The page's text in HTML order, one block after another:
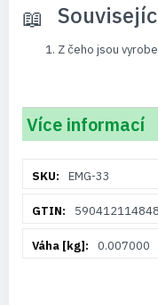
Z čeho jsou
Více informací
informacíEMG-33
0.007000